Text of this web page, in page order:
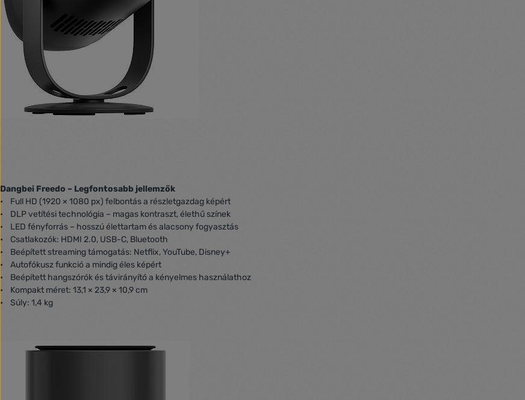
Dangbei Freedo – Legfontosabb jellemzők
• Full HD (1920 × 1080 px) felbontás a részletgazdag képért
• DLP vetítési technológia – magas kontraszt, élethű színek
• LED fényforrás – hosszú élettartam és alacsony fogyasztás
• Csatlakozók: HDMI 2.0, USB-C, Bluetooth
• Beépített streaming támogatás: Netflix, YouTube, Disney+
• Autofókusz funkció a mindig éles képért
• Beépített hangszórók és távirányító a kényelmes használathoz
• Kompakt méret: 13,1 × 23,9 × 10,9 cm
• Súly: 1,4 kg